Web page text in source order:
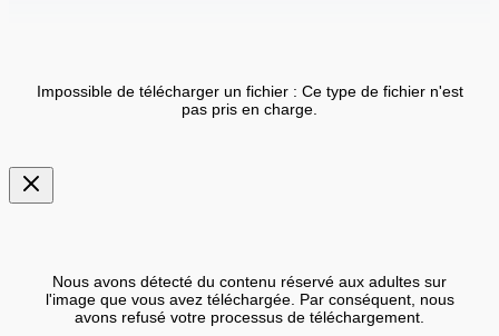
Impossible de télécharger un fichier : Ce type de fichier n'est
pas pris en charge.
Nous avons détecté du contenu réservé aux adultes sur
l'image que vous avez téléchargée. Par conséquent, nous
avons refusé votre processus de téléchargement.